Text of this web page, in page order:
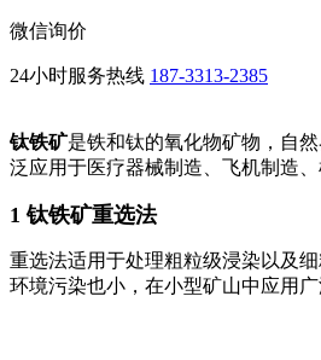
微信询价
24小时服务热线 187-3313-2385
钛铁矿是铁和钛的氧化物矿物，自
泛应用于医疗器械制造、飞机制造
1 钛铁矿重选法
重选法适用于处理粗粒级浸染以及
环境污染也小，在小型矿山中应用广